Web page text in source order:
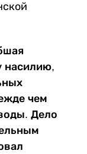
насилию,
чем
Дело